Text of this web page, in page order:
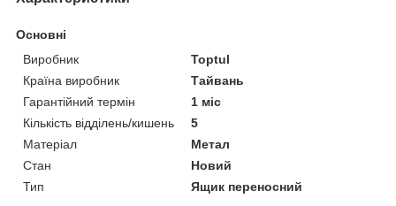
Основні
Виробник
Toptul
Країна виробник
Тайвань
Гарантійний термін
1 міс
Кількість відділень/кишень
5
Матеріал
Метал
Стан
Новий
Тип
Ящик переносний